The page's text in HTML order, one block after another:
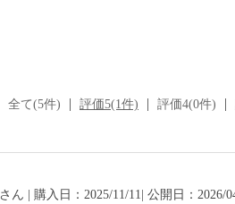
全て(5件) 評価5(1件) 評価4(0件)
さん | 購入日：2025/11/11| 公開日：2026/